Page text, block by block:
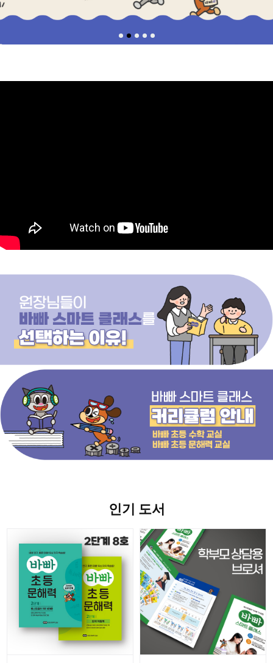
인기 도서